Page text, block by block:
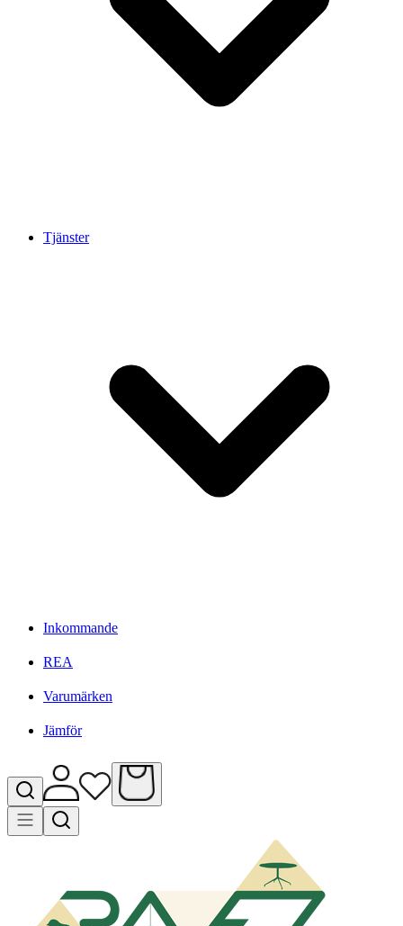
Tjänster
Inkommande
REA
Varumärken
Jämför